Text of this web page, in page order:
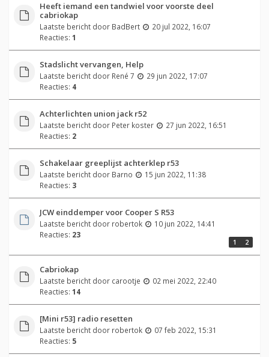
Heeft iemand een tandwiel voor voorste deel
cabriokap
Laatste bericht door BadBert
20 jul 2022, 16:07
Reacties: 1
Stadslicht vervangen, Help
Laatste bericht door René 7
29 jun 2022, 17:07
Reacties: 4
Achterlichten union jack r52
Laatste bericht door Peter koster
27 jun 2022, 16:51
Reacties: 2
Schakelaar greeplijst achterklep r53
Laatste bericht door Barno
15 jun 2022, 11:38
Reacties: 3
JCW einddemper voor Cooper S R53
Laatste bericht door robertok
10 jun 2022, 14:41
Reacties: 23
1 2
Cabriokap
Laatste bericht door carootje
02 mei 2022, 22:40
Reacties: 14
[Mini r53] radio resetten
Laatste bericht door robertok
07 feb 2022, 15:31
Reacties: 5